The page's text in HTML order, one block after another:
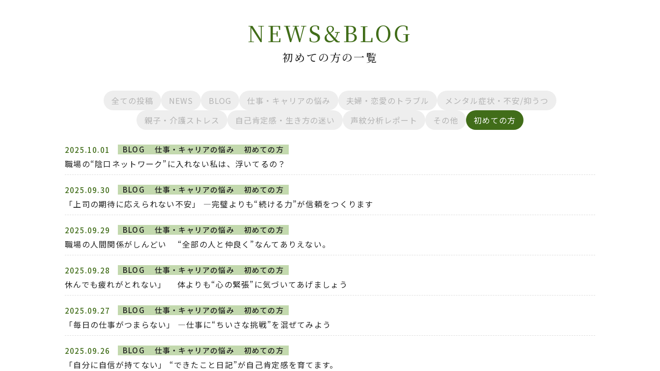
NEWS&BLOG
初めての方の一覧
全ての投稿 NEWS BLOG 仕事・キャリアの悩み 夫婦・恋愛のトラブル
メンタル症状・不安/抑うつ
親子・介護ストレス
自己肯定感・生き方の迷い 声紋分析レポート その他 初めての方
2025.10.01 BLOG 仕事・キャリアの悩み 初めての方
職場の“陰口ネットワーク”に入れない私は、浮いてるの？
2025.09.30 BLOG 仕事・キャリアの悩み 初めての方
「上司の期待に応えられない不安」 ―完璧よりも“続ける力”が信頼をつくります
2025.09.29 BLOG 仕事・キャリアの悩み 初めての方
職場の人間関係がしんどい “全部の人と仲良く”なんてありえない。
2025.09.28 BLOG 仕事・キャリアの悩み 初めての方
休んでも疲れがとれない」 体よりも“心の緊張”に気づいてあげましょう
2025.09.27 BLOG 仕事・キャリアの悩み 初めての方
「毎日の仕事がつまらない」 ―仕事に“ちいさな挑戦”を混ぜてみよう
2025.09.26 BLOG 仕事・キャリアの悩み 初めての方
「自分に自信が持てない」 “できたこと日記”が自己肯定感を育てます。